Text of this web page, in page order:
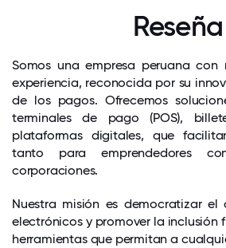
Reseña
Somos una empresa peruana
experiencia, reconocida por su
de los pagos. Ofrecemos
terminales de pago (POS),
plataformas digitales, que
tanto para emprendedores
corporaciones.
Nuestra misión es democratizar
electrónicos y promover la inclusión
herramientas que permitan a